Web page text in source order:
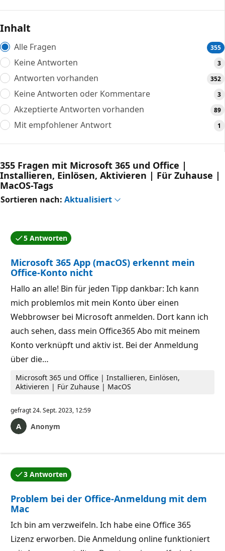
Inhalt
Alle Fragen 355
Keine Antworten 3
Antworten vorhanden 352
Keine Antworten oder Kommentare 3
Akzeptierte Antworten vorhanden 89
Mit empfohlener Antwort 1
355 Fragen mit Microsoft 365 und Office |
Installieren, Einlösen, Aktivieren | Für Zuhause |
MacOS-Tags
Sortieren nach: Aktualisiert
5 Antworten
Eine der Antworten wurde vom Autor der Frage
Microsoft 365 App (macOS) erkennt mein
Office-Konto nicht
Hallo an alle! Bin für jeden Tipp dankbar: Ich kann
mich problemlos mit mein Konto über einen
Webbrowser bei Microsoft anmelden. Dort kann ich
auch sehen, dass mein Office365 Abo mit meinem
Konto verknüpft und aktiv ist. Bei der Anmeldung
über die…
Microsoft 365 und Office | Installieren, Einlösen,
Aktivieren | Für Zuhause | MacOS
gefragt24. Sept. 2023, 12:59
Anonym
3 Antworten
Eine der Antworten wurde vom Autor der Frage
Problem bei der Office-Anmeldung mit dem
Mac
Ich bin am verzweifeln. Ich habe eine Office 365
Lizenz erworben. Die Anmeldung online funktioniert